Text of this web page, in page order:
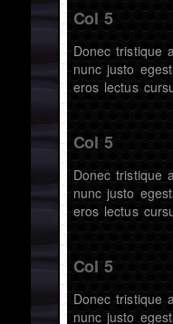
Col 5
Donec tristique
nunc justo
eros lectus
Col 5
Donec tristique
nunc justo
eros lectus
Col 5
Donec tristique
nunc justo